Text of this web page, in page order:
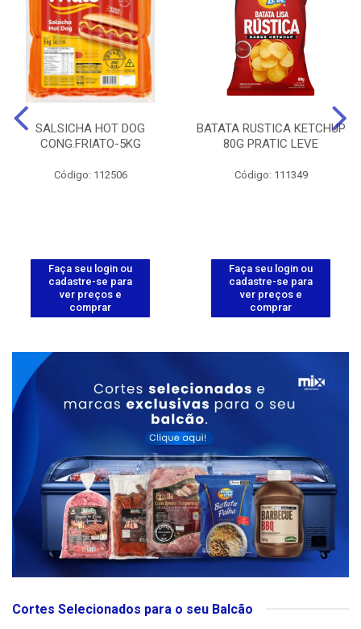
SALSICHA HOT DOG
CONG.FRIATO-5KG
Código: 112506
Faça seu login ou
cadastre-se para
ver preços e
comprar
BATATA RUSTICA KETCHUP
80G PRATIC LEVE
Código: 111349
Faça seu login ou
cadastre-se para
ver preços e
comprar
Cortes Selecionados para o seu Balcão